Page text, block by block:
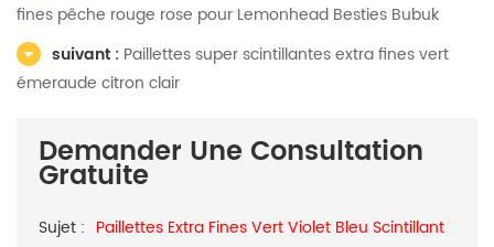
fines pêche rouge rose pour Lemonhead Besties Bubuk
suivant : Paillettes super scintillantes extra fines vert
émeraude citron clair
Demander Une Consultation
Gratuite
Sujet : Paillettes Extra Fines Vert Violet Bleu Scintillant